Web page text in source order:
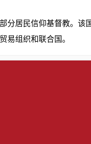
分居民信仰基督教。该
易组织和联合国。